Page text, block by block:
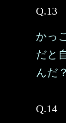
Q.13
かっ
だと
んだ？
Q.14